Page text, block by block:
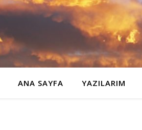
ANA SAYFA YAZILARIM